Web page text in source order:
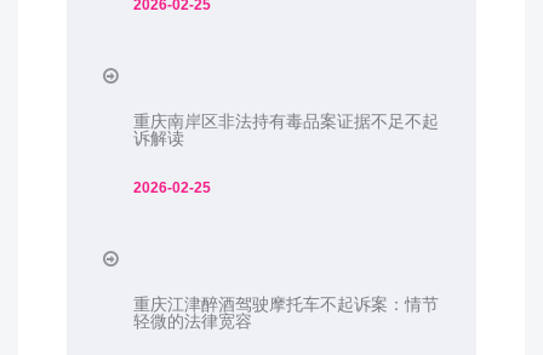
2026-02-25
重庆南岸区非法持有毒品案证据不足不起
诉解读
2026-02-25
重庆江津醉酒驾驶摩托车不起诉案：情节
轻微的法律宽容